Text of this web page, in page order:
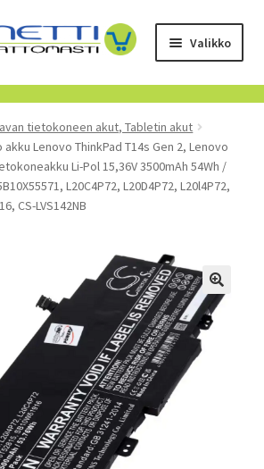
Valikko
tietokoneen akut, Tabletin akut
akku Lenovo ThinkPad T14s Gen 2, Lenovo
Li-Pol 15,36V 3500mAh 54Wh /
L20C4P72, L20D4P72, L20l4P72,
CS-LVS142NB